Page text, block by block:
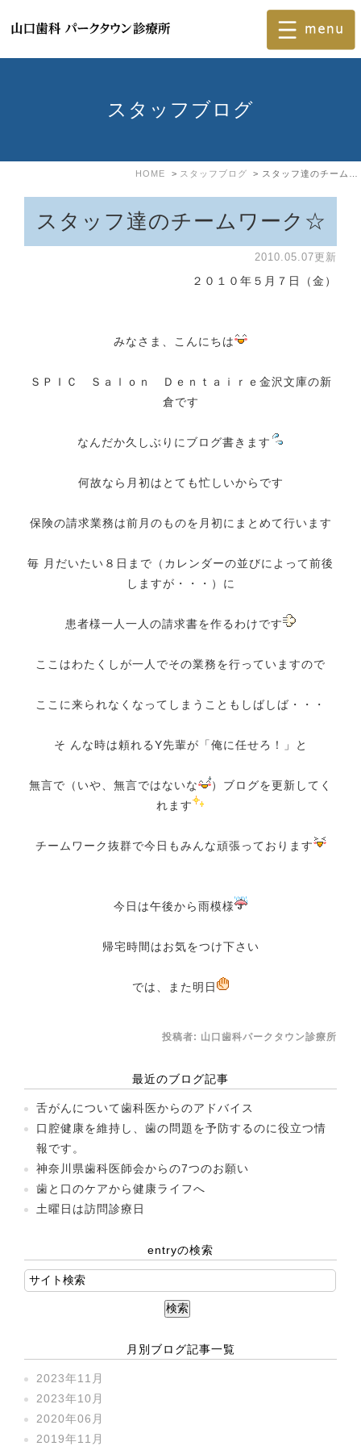
スタッフブログ
HOME スタッフブログ
スタッフ達のチームワーク☆
2010.05.07更新
２０１０年５月７日（金）
みなさま、こんにちは
ＳＰＩＣ Ｓａｌｏｎ Ｄｅｎｔａｉｒｅ金沢文庫の新
倉です
なんだか久しぶりにブログ書きます
何故なら月初はとても忙しいからです
保険の請求業務は前月のものを月初にまとめて行います
毎 月だいたい８日まで（カレンダーの並びによって前後
しますが・・・）に
患者様一人一人の請求書を作るわけです
ここはわたくしが一人でその業務を行っていますので
ここに来られなくなってしまうこともしばしば・・・
そ んな時は頼れるY先輩が「俺に任せろ！」と
無言で（いや、無言ではないな
）ブログを更新してく
れます
チームワーク抜群で今日もみんな頑張っております
今日は午後から雨模様
帰宅時間はお気をつけ下さい
では、また明日
投稿者: 山口歯科パークタウン診療所
最近のブログ記事
舌がんについて歯科医からのアドバイス
口腔健康を維持し、歯の問題を予防するのに役立つ情
報です。
神奈川県歯科医師会からの7つのお願い
歯と口のケアから健康ライフへ
土曜日は訪問診療日
entryの検索
月別ブログ記事一覧
2023年11月
2023年10月
2020年06月
2019年11月